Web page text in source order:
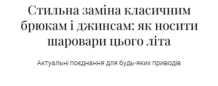
Стильна заміна класичним
брюкам і джинсам: як носити
шаровари цього літа
Актуальні поєднання для будь-яких приводів